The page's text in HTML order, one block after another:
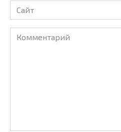
Сайт
Комментарий